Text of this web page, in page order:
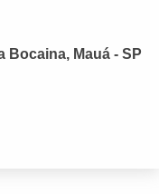
Bocaina, Mauá - SP